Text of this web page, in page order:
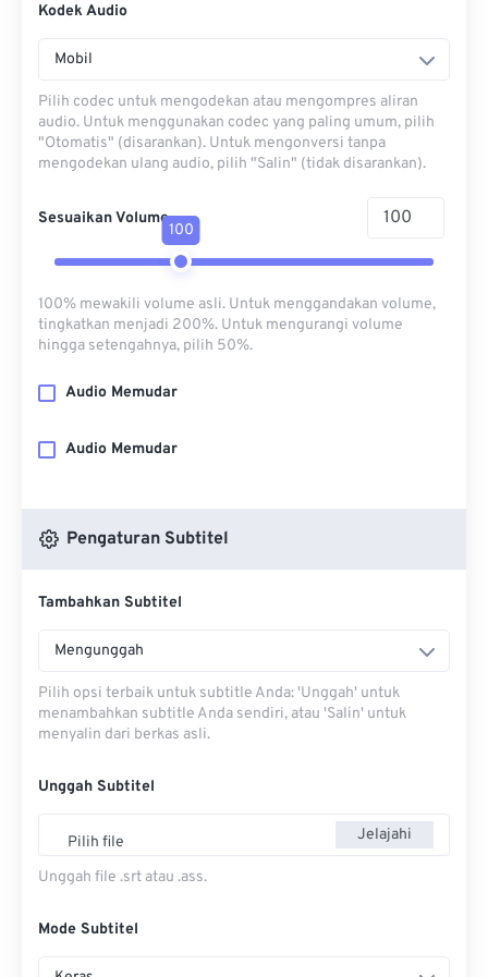
Kodek Audio
Mobil
Pilih codec untuk mengodekan atau mengompres aliran
audio. Untuk menggunakan codec yang paling umum, pilih
"Otomatis" (disarankan). Untuk mengonversi tanpa
mengodekan ulang audio, pilih "Salin" (tidak disarankan).
Sesuaikan Volume
100
100% mewakili volume asli. Untuk menggandakan volume,
tingkatkan menjadi 200%. Untuk mengurangi volume
hingga setengahnya, pilih 50%.
Audio Memudar
Audio Memudar
Pengaturan Subtitel
Tambahkan Subtitel
Mengunggah
Pilih opsi terbaik untuk subtitle Anda: 'Unggah' untuk
menambahkan subtitle Anda sendiri, atau 'Salin' untuk
menyalin dari berkas asli.
Unggah Subtitel
Pilih file Jelajahi
Unggah file .srt atau .ass.
Mode Subtitel